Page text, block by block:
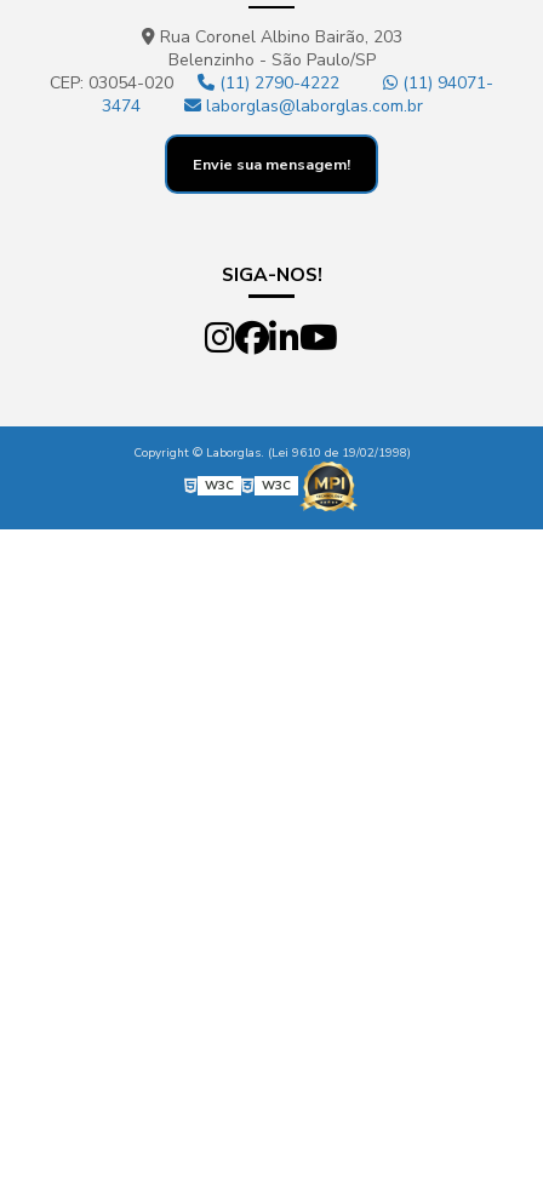
Rua Coronel Albino Bairão, 203
Belenzinho - São Paulo/SP
CEP: 03054-020
(11) 2790-4222
(11) 94071-
3474
laborglas@laborglas.com.br
Envie sua mensagem!
SIGA-NOS!
Copyright © Laborglas. (Lei 9610 de 19/02/1998)
W3C
W3C